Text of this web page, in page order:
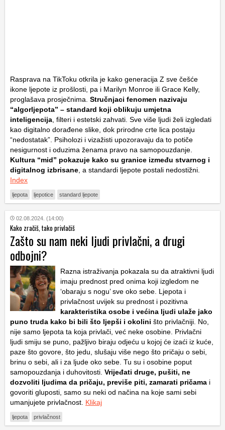
Rasprava na TikToku otkrila je kako generacija Z sve češće
ikone ljepote iz prošlosti, pa i Marilyn Monroe ili Grace Kelly,
proglašava prosječnima. Stručnjaci fenomen nazivaju
“algorljepota” – standard koji oblikuju umjetna
inteligencija, filteri i estetski zahvati. Sve više ljudi želi izgledati
kao digitalno dorađene slike, dok prirodne crte lica postaju
“nedostatak”. Psiholozi i vizažisti upozoravaju da to potiče
nesigurnost i oduzima ženama pravo na samopouzdanje.
Kultura “mid” pokazuje kako su granice između stvarnog i
digitalnog izbrisane, a standardi ljepote postali nedostižni.
Index
ljepota ljepotice standard ljepote
02.08.2024. (14:00)
Kako zračiš, tako privlačiš
Zašto su nam neki ljudi privlačni, a drugi
odbojni?
Razna istraživanja pokazala su da atraktivni ljudi
imaju prednost pred onima koji izgledom ne
‘obaraju s nogu’ sve oko sebe. Ljepota i
privlačnost uvijek su prednost i pozitivna
karakteristika osobe i većina ljudi ulaže jako
puno truda kako bi bili što ljepši i okolini što privlačniji. No,
nije samo ljepota ta koja privlači, već neke osobine. Privlačni
ljudi smiju se puno, pažljivo biraju odjeću u kojoj će izaći iz kuće,
paze što govore, što jedu, slušaju više nego što pričaju o sebi,
brinu o sebi, ali i za ljude oko sebe. Tu su i osobine poput
samopouzdanja i duhovitosti. Vrijeđati druge, pušiti, ne
dozvoliti ljudima da pričaju, previše piti, zamarati pričama i
govoriti gluposti, samo su neki od načina na koje sami sebi
umanjujete privlačnost. Klikaj
ljepota privlačnost